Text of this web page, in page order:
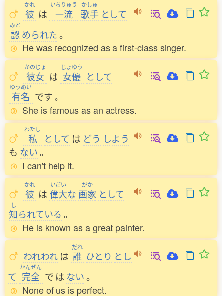
かれ
彼 は
いちりゅう
一流
かしゅ
歌手 として
みと
認められた。
He was recognized as a first-class singer.
かのじょ
彼女 は
じょゆう
女優 として
ゆうめい
有名 です。
She is famous as an actress.
わたし
私 として は どう しよう
も ない。
I can't help it.
かれ
彼 は
いだい
偉大な
がか
画家 として
し
知られている 。
He is known as a great painter.
われわれ は
だれ
誰 ひとり とし
て
かんぜん
完全 で は ない。
None of us is perfect.